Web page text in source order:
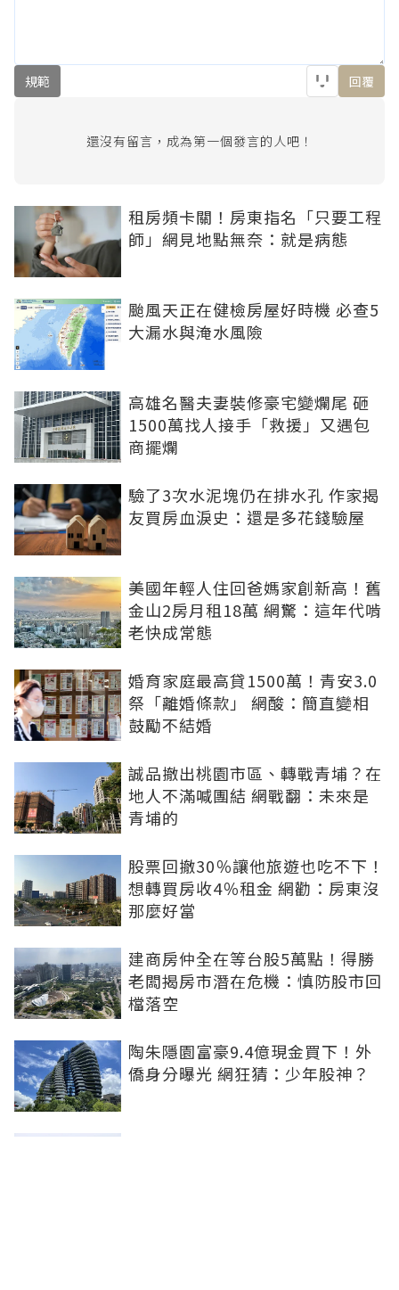
規範 回覆
還沒有留言，成為第一個發言的人吧！
租房頻卡關！房東指名「只要工程
師」網見地點無奈：就是病態
颱風天正在健檢房屋好時機 必查5
大漏水與淹水風險
高雄名醫夫妻裝修豪宅變爛尾 砸
1500萬找人接手「救援」又遇包
商擺爛
驗了3次水泥塊仍在排水孔 作家揭
友買房血淚史：還是多花錢驗屋
美國年輕人住回爸媽家創新高！舊
金山2房月租18萬 網驚：這年代啃
老快成常態
婚育家庭最高貸1500萬！青安3.0
祭「離婚條款」 網酸：簡直變相
鼓勵不結婚
誠品撤出桃園市區、轉戰青埔？在
地人不滿喊團結 網戰翻：未來是
青埔的
股票回撤30％讓他旅遊也吃不下！
想轉買房收4％租金 網勸：房東沒
那麼好當
建商房仲全在等台股5萬點！得勝
老闆揭房市潛在危機：慎防股市回
檔落空
陶朱隱園富豪9.4億現金買下！外
僑身分曝光 網狂猜：少年股神？